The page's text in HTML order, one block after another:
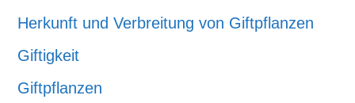
Herkunft und Verbreitung von Giftpflanzen
Giftigkeit
Giftpflanzen